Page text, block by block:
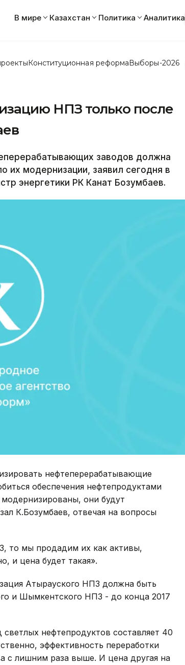
В мире Казахстан Политика Аналитика
Конституционная реформаВыборы-2026
НПЗ только после
заводов должна
их модернизации, заявил сегодня в
энергетики РК Канат Бозумбаев.
нефтеперерабатывающие
обеспечения нефтепродуктами
они будут
К.Бозумбаев, отвечая на вопросы
то мы продадим их как активы,
и цена будет такая».
Атырауского НПЗ должна быть
и Шымкентского НПЗ - до конца 2017
нефтепродуктов составляет 40
эффективность переработки
с лишним раза выше. И цена другая на